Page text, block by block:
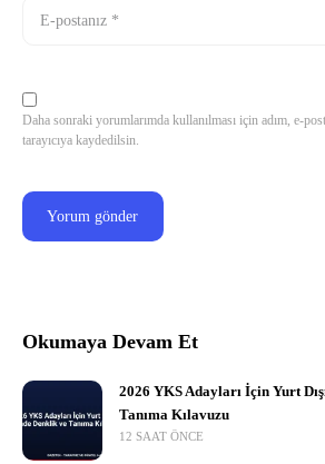
Daha sonraki yorumlarımda kullanılması için adım, e-
tarayıcıya kaydedilsin.
Okumaya Devam Et
2026 YKS Adayları İçin Yurt
Tanıma Kılavuzu
12 SAAT ÖNCE